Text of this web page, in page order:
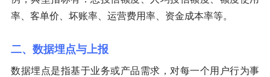
率、客单价、坏账率、运营费用率、资金成本率等。
二、数据埋点与上报
数据埋点是指基于业务或产品需求，对每一个用户行为事